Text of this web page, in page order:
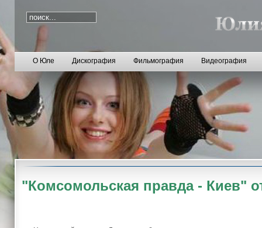
О Юле Дискография Фильмография Видеография
"Комсомольская правда - Киев"